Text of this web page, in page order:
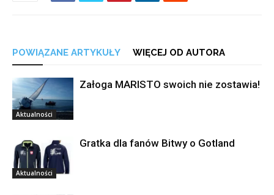
POWIĄZANE ARTYKUŁY WIĘCEJ OD AUTORA
Aktualności
Załoga MARISTO swoich nie zostawia!
Aktualności
Gratka dla fanów Bitwy o Gotland